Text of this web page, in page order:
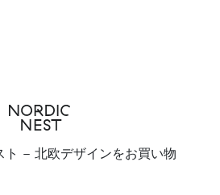
ト - 北欧デザインをお買い物